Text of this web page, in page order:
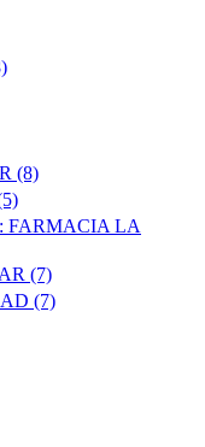
(8)
FARMACIA LA
(7)
(7)